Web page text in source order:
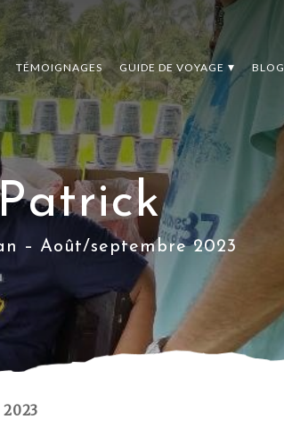
TÉMOIGNAGES GUIDE DE VOYAGE BLOG
– Août/septembre 2023